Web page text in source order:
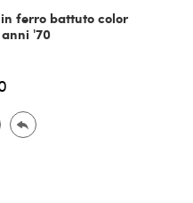
ferro battuto color
'70